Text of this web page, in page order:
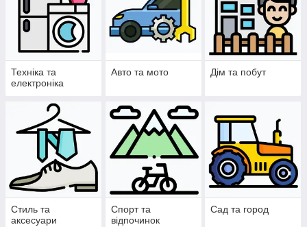
Техніка та
електроніка
Авто та мото Дім та побут
Стиль та
аксесуари
Спорт та
відпочинок
Сад та город